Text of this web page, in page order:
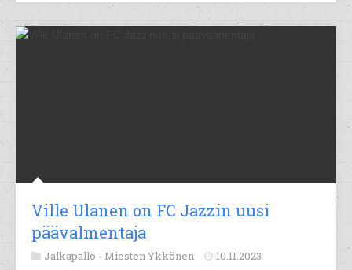
Ville Ulanen on FC Jazzin uusi
päävalmentaja
Jalkapallo - Miesten Ykkönen 10.11.2023